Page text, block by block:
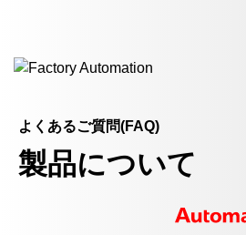
よくあるご質問(FAQ)
製品について